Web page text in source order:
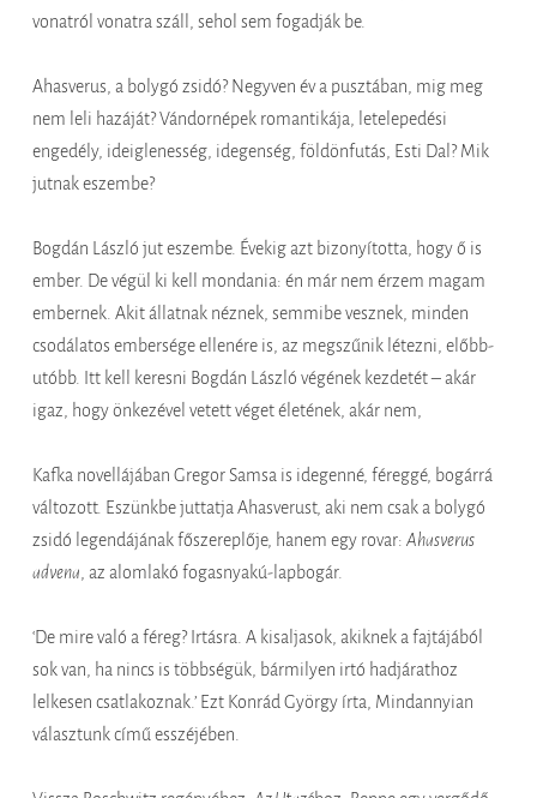
vonatról vonatra száll, sehol sem fogadják be.
Ahasverus, a bolygó zsidó? Negyven év a pusztában, mig meg
nem leli hazáját? Vándornépek romantikája, letelepedési
engedély, ideiglenesség, idegenség, földönfutás, Esti Dal? Mik
jutnak eszembe?
Bogdán László jut eszembe. Évekig azt bizonyította, hogy ő is
ember. De végül ki kell mondania: én már nem érzem magam
embernek. Akit állatnak néznek, semmibe vesznek, minden
csodálatos embersége ellenére is, az megszűnik létezni, előbb-
utóbb. Itt kell keresni Bogdán László végének kezdetét – akár
igaz, hogy önkezével vetett véget életének, akár nem,
Kafka novellájában Gregor Samsa is idegenné, féreggé, bogárrá
változott. Eszünkbe juttatja Ahasverust, aki nem csak a bolygó
zsidó legendájának főszereplője, hanem egy rovar: Ahasverus
advena , az alomlakó fogasnyakú-lapbogár.
‘De mire való a féreg? Irtásra. A kisaljasok, akiknek a fajtájából
sok van, ha nincs is többségük, bármilyen irtó hadjárathoz
lelkesen csatlakoznak.’ Ezt Konrád György írta, Mindannyian
választunk című esszéjében.